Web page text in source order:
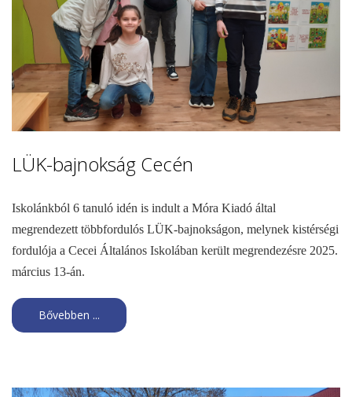
LÜK-bajnokság Cecén
Iskolánkból 6 tanuló idén is indult a Móra Kiadó által
megrendezett többfordulós LÜK-bajnokságon, melynek kistérségi
fordulója a Cecei Általános Iskolában került megrendezésre 2025.
március 13-án.
Bővebben ...